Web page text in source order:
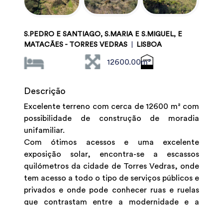
S.PEDRO E SANTIAGO, S.MARIA E S.MIGUEL, E
MATACÃES - TORRES VEDRAS
LISBOA
12600.00m²
Descrição
Excelente terreno com cerca de 12600 m² com
possibilidade de construção de moradia
unifamiliar.
Com ótimos acessos e uma excelente
exposição solar, encontra-se a escassos
quilómetros da cidade de Torres Vedras, onde
tem acesso a todo o tipo de serviços públicos e
privados e onde pode conhecer ruas e ruelas
que contrastam entre a modernidade e a